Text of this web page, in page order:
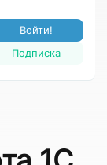
Подписка
Войти!